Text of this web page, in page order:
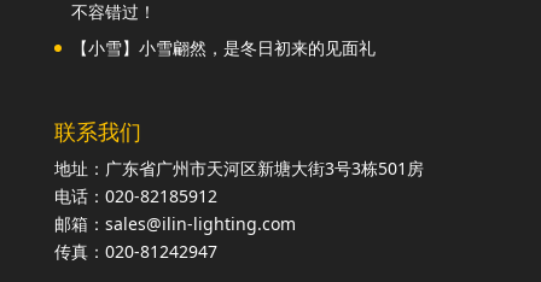
不容错过！
【小雪】小雪翩然，是冬日初来的见面礼
联系我们
地址：广东省广州市天河区新塘大街3号3栋501房
电话：020-82185912
邮箱：sales@ilin-lighting.com
传真：020-81242947